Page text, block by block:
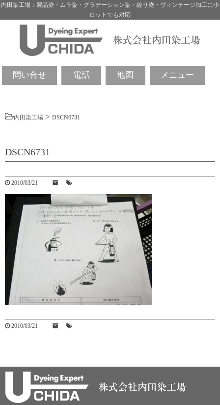
内田染工場：製品染・ムラ染・グラデーション染・絞り染・ヴィンテージ加工に小
ロットでも対応
問い合せ 電話 地図 メニュー
内田染工場 > DSCN6731
DSCN6731
2010/03/21
2010/03/21